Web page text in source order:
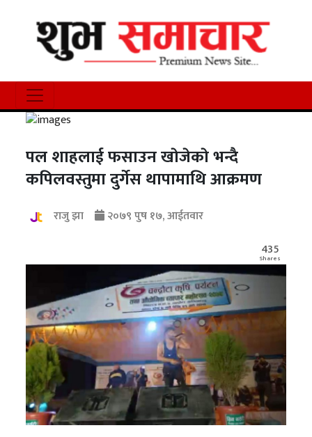
पल शाहलाई फसाउन खाेजेकाे भन्दै
कपिलवस्तुमा दुर्गेस थापामाथि आक्रमण
राजु झा
२०७९ पुष १७, आईतवार
435
Shares